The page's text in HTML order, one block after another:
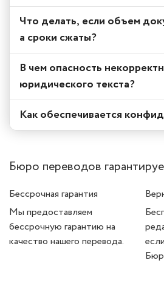
Что делать, если объем
а сроки сжаты?
В чем опасность
юридического текста?
Как обеспечивается
Бюро переводов
Бессрочная гарантия
Мы предоставляем
бессрочную гарантию на
качество нашего перевода.